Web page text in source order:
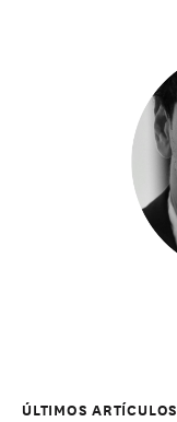
ÚLTIMOS ARTÍCULOS